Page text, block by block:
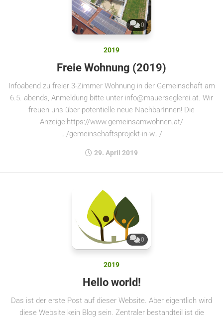
0
2019
Freie Wohnung (2019)
Infoabend zu freier 3-Zimmer Wohnung in der Gemeinschaft am
6.5. abends, Anmeldung bitte unter info@mauerseglerei.at. Wir
freuen uns über potentielle neue NachbarInnen! Die
Anzeige:https://www.gemeinsamwohnen.at/
…/gemeinschaftsprojekt-in-w…/
29. April 2019
0
2019
Hello world!
Das ist der erste Post auf dieser Website. Aber eigentlich wird
diese Website kein Blog sein. Zentraler bestandteil ist die